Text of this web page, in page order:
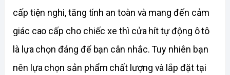
cấp tiện nghi, tăng tính an toàn và mang đến cảm
giác cao cấp cho chiếc xe thì cửa hít tự động ô tô
là lựa chọn đáng để bạn cân nhắc. Tuy nhiên bạn
nên lựa chọn sản phẩm chất lượng và lắp đặt tại